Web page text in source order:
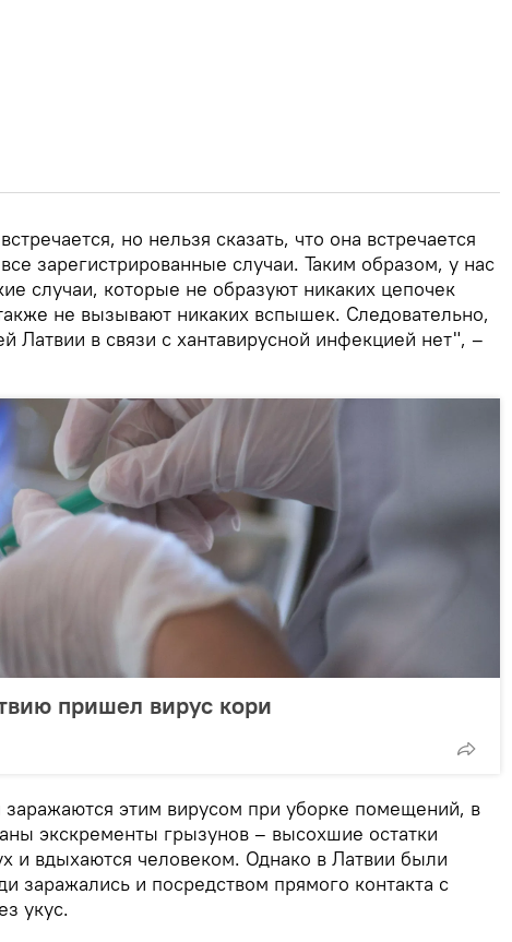
но нельзя сказать, что она встречается
зарегистрированные случаи. Таким образом, у нас
случаи, которые не образуют никаких цепочек
не вызывают никаких вспышек. Следовательно,
Латвии в связи с хантавирусной инфекцией нет", –
пришел вирус кори
этим вирусом при уборке помещений, в
экскременты грызунов – высохшие остатки
и вдыхаются человеком. Однако в Латвии были
заражались и посредством прямого контакта с
укус.